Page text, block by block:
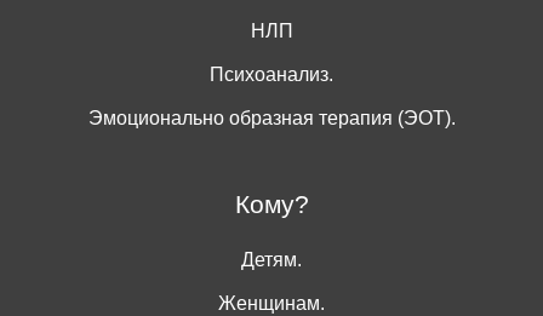
НЛП
Психоанализ.
Эмоционально образная терапия (ЭОТ).
Кому?
Детям.
Женщинам.